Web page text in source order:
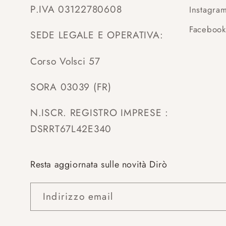
P.IVA 03122780608
SEDE LEGALE E OPERATIVA:
Corso Volsci 57
SORA 03039 (FR)
N.ISCR. REGISTRO IMPRESE :
DSRRT67L42E340
Instagram
Facebook
Resta aggiornata sulle novità Dirò
Indirizzo email